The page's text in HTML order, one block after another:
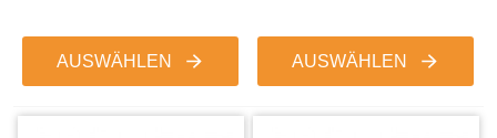
AUSWÄHLEN AUSWÄHLEN